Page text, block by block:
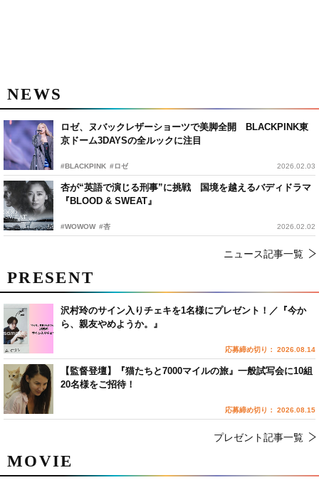
NEWS
ロゼ、ヌバックレザーショーツで美脚全開 BLACKPINK東
京ドーム3DAYSの全ルックに注目
#BLACKPINK #ロゼ 2026.02.03
杏が“英語で演じる刑事”に挑戦 国境を越えるバディドラマ
『BLOOD & SWEAT』
#WOWOW #杏 2026.02.02
ニュース記事一覧
MOVIE
PRESENT
沢村玲のサイン入りチェキを1名様にプレゼント！／『今か
ら、親友やめようか。』
応募締め切り： 2026.08.14
【監督登壇】『猫たちと7000マイルの旅』一般試写会に10組
20名様をご招待！
応募締め切り： 2026.08.15
プレゼント記事一覧